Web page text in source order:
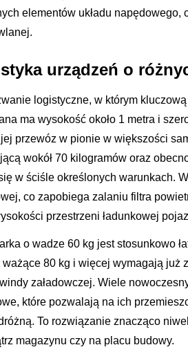
elementów układu napędowego,
urządzeń o
logistyczne, w którym
ma wysokość około 1 metra i
przewóz w pionie w większości
wokół 70 kilogramów oraz
w ściśle określonych warunkach.
co zapobiega zalaniu filtra
przestrzeni ładunkowej
o wadze 60 kg jest stosunkowo
80 kg i więcej wymagają już
załadowczej. Wiele
które pozwalają na ich
To rozwiązanie znacząco
magazynu czy na placu budowy.